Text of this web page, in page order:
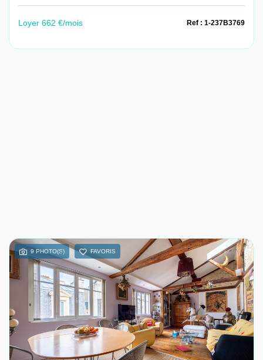
Loyer 662 €/mois Ref : 1-237B3769
9 PHOTO(S) FAVORIS